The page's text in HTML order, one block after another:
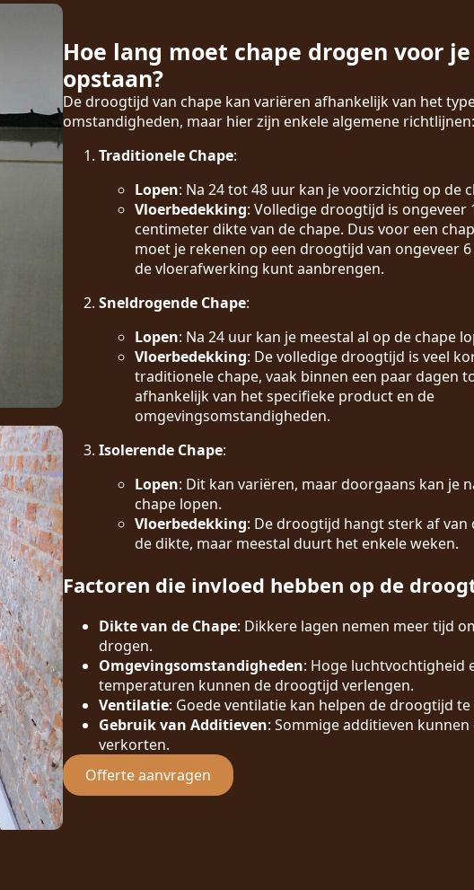
Hoe lang moet chape drogen voor
opstaan?
De droogtijd van chape kan variëren afhankelijk van het
omstandigheden, maar hier zijn enkele algemene richtlijnen:
Traditionele Chape:
Lopen: Na 24 tot 48 uur kan je voorzichtig op de
Vloerbedekking: Volledige droogtijd is ongeveer
centimeter dikte van de chape. Dus voor een
moet je rekenen op een droogtijd van ongeveer
de vloerafwerking kunt aanbrengen.
Sneldrogende Chape:
Lopen: Na 24 uur kan je meestal al op de chape
Vloerbedekking: De volledige droogtijd is veel
traditionele chape, vaak binnen een paar dagen
afhankelijk van het specifieke product en de
omgevingsomstandigheden.
Isolerende Chape:
Lopen: Dit kan variëren, maar doorgaans kan je
chape lopen.
Vloerbedekking: De droogtijd hangt sterk af van
de dikte, maar meestal duurt het enkele weken.
Factoren die invloed hebben op de
Dikte van de Chape: Dikkere lagen nemen meer tijd
drogen.
Omgevingsomstandigheden: Hoge luchtvochtigheid
temperaturen kunnen de droogtijd verlengen.
Ventilatie: Goede ventilatie kan helpen de droogtijd
Gebruik van Additieven: Sommige additieven
verkorten.
Offerte aanvragen